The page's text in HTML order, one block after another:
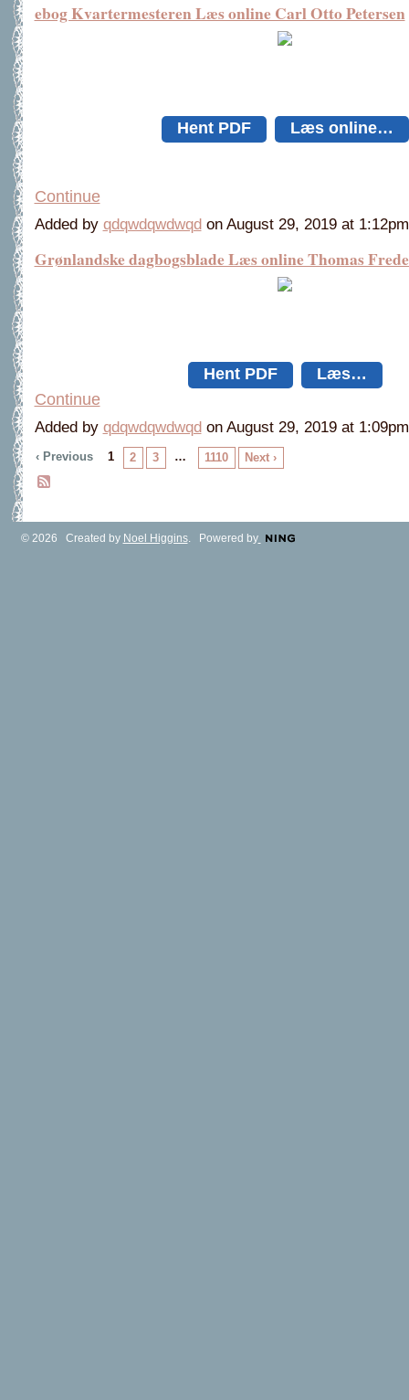
ebog Kvartermesteren Læs online Carl Otto Petersen
Hent PDF Læs online…
Continue
Added by qdqwdqwdwqdon August 29, 2019 at
Grønlandske dagbogsblade Læs online Thomas
Hent PDF
Læs…
Continue
Added by qdqwdqwdwqdon August 29, 2019 at
‹ Previous 1 2 3 … 1110 Next ›
© 2026 Created by Noel Higgins. Powered by